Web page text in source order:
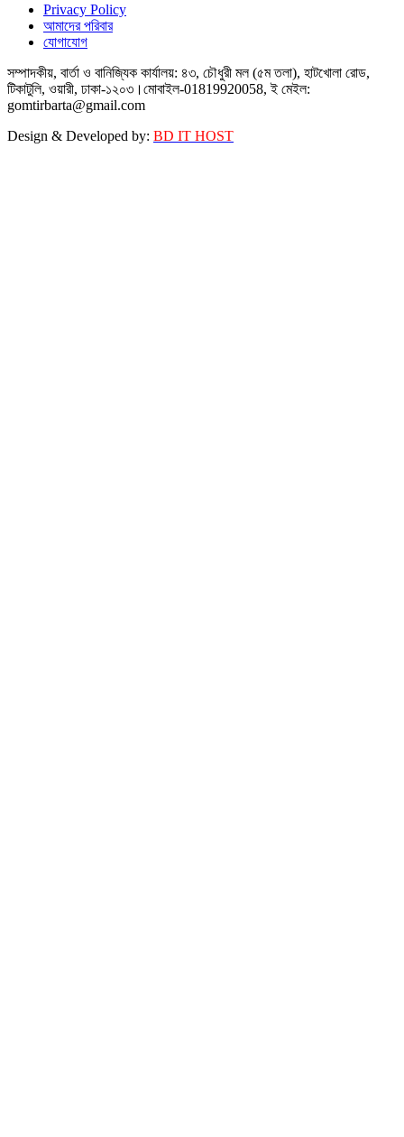
Privacy Policy
আমাদের পরিবার
যোগাযোগ
সম্পাদকীয়, বার্তা ও বানিজ্যিক কার্যালয়: ৪৩, চৌধুরী মল (৫ম তলা), হাটখোলা রোড,
টিকাটুলি, ওয়ারী, ঢাকা-১২০৩।মোবাইল-01819920058, ই মেইল:
gomtirbarta@gmail.com
Design & Developed by: BD IT HOST